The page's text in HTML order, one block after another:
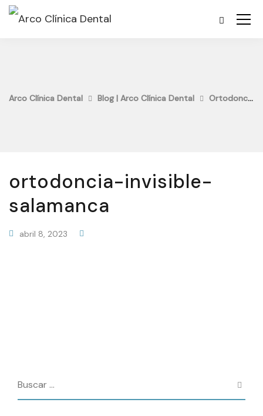
Arco Clínica Dental Blog | Arco Clínica Dental Ortodoncia
ortodoncia-invisible-
salamanca
abril 8, 2023